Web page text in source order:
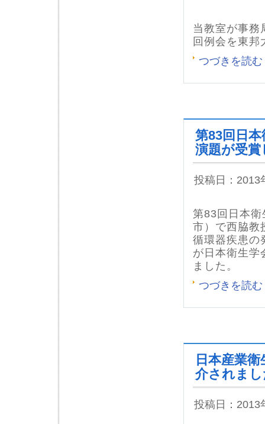
当教室が事務
回例会を東邦
つづきを読む
第83回日
演題が受
投稿日：2013
第83回日本
市）で西脇教
循環器疾患の
が日本衛生学
ました。
つづきを読む
日本産業
介されま
投稿日：2013